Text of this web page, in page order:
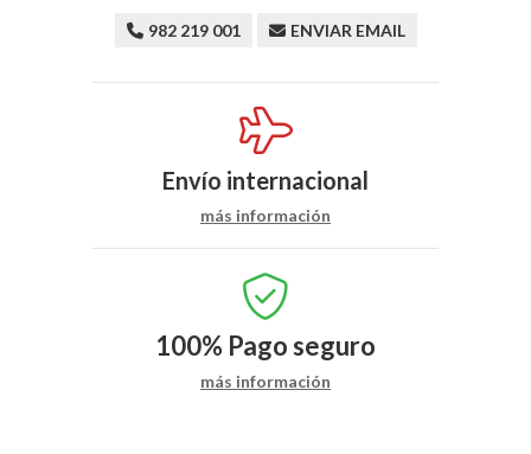
982 219 001 ENVIAR EMAIL
Envío internacional
más información
100% Pago seguro
más información